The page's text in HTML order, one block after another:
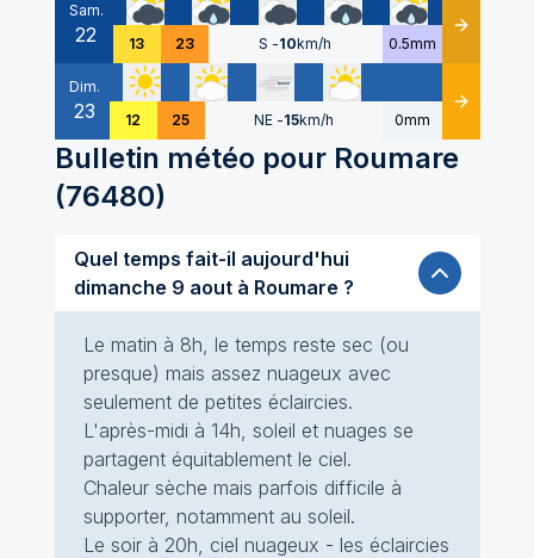
Sam.
22 13 23 S -10km/h 0.5mm Détails
Dim.
23 12 25 NE -15km/h 0mm Détails
Bulletin météo pour Roumare
(76480)
Quel temps fait-il aujourd'hui
dimanche 9 aout à Roumare ?
Le matin à 8h, le temps reste sec (ou
presque) mais assez nuageux avec
seulement de petites éclaircies.
L'après-midi à 14h, soleil et nuages se
partagent équitablement le ciel.
Chaleur sèche mais parfois difficile à
supporter, notamment au soleil.
Le soir à 20h, ciel nuageux - les éclaircies